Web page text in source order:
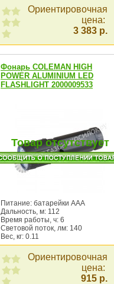
Ориентировочная
цена:
3 383 р.
Фонарь COLEMAN HIGH
POWER ALUMINIUM LED
FLASHLIGHT 2000009533
Товар отсутствует
Питание: батарейки ААА
Дальность, м: 112
Время работы, ч: 6
Световой поток, лм: 140
Вес, кг: 0.11
Ориентировочная
цена:
915 р.